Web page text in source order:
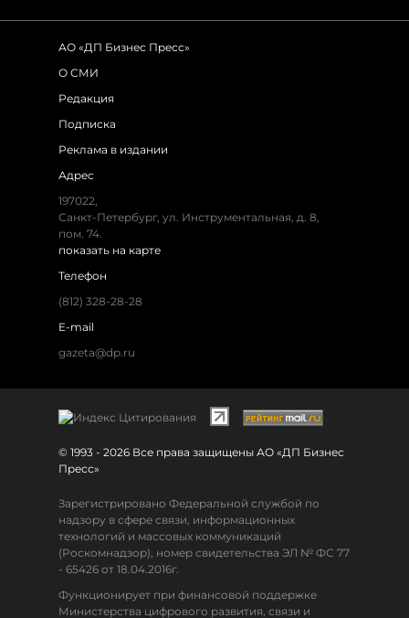
АО «ДП Бизнес Пресс»
О СМИ
Редакция
Подписка
Реклама в издании
Адрес
197022,
Санкт-Петербург, ул. Инструментальная, д. 8,
пом. 74.
показать на карте
Телефон
(812) 328-28-28
E-mail
gazeta@dp.ru
© 1993 - 2026 Все права защищены АО «ДП Бизнес
Пресс»
Зарегистрировано Федеральной службой по
надзору в сфере связи, информационных
технологий и массовых коммуникаций
(Роскомнадзор), номер свидетельства ЭЛ № ФС 77
- 65426 от 18.04.2016г.
Функционирует при финансовой поддержке
Министерства цифрового развития, связи и